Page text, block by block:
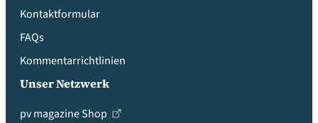
Kontaktformular
FAQs
Kommentarrichtlinien
Unser Netzwerk
pv magazine Shop